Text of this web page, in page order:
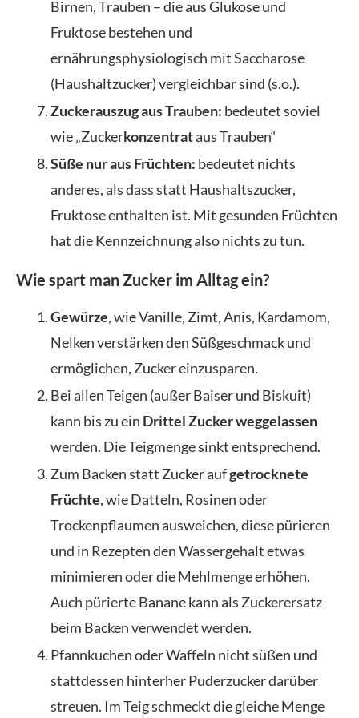
Birnen, Trauben – die aus Glukose und
Fruktose bestehen und
ernährungsphysiologisch mit Saccharose
(Haushaltzucker) vergleichbar sind (s.o.).
Zuckerauszug aus Trauben: bedeutet soviel
wie „Zuckerkonzentrataus Trauben“
Süße nur aus Früchten: bedeutet nichts
anderes, als dass statt Haushaltszucker,
Fruktose enthalten ist. Mit gesunden Früchten
hat die Kennzeichnung also nichts zu tun.
Wie spart man Zucker im Alltag ein?
Gewürze, wie Vanille, Zimt, Anis, Kardamom,
Nelken verstärken den Süßgeschmack und
ermöglichen, Zucker einzusparen.
Bei allen Teigen (außer Baiser und Biskuit)
kann bis zu ein Drittel Zucker weggelassen
werden. Die Teigmenge sinkt entsprechend.
Zum Backen statt Zucker aufgetrocknete
Früchte, wie Datteln, Rosinen oder
Trockenpflaumen ausweichen, diese pürieren
und in Rezepten den Wassergehalt etwas
minimieren oder die Mehlmenge erhöhen.
Auch pürierte Banane kann als Zuckerersatz
beim Backen verwendet werden.
Pfannkuchen oder Waffeln nicht süßen und
stattdessen hinterher Puderzucker darüber
streuen. Im Teig schmeckt die gleiche Menge